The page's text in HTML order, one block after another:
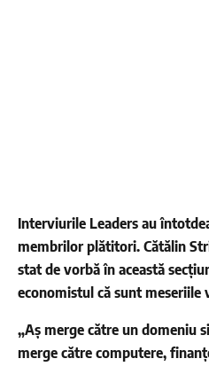
Interviurile Leaders au
membrilor plătitori. Cătălin
stat de vorbă în această
economistul că sunt meseriile
„Aș merge către un domeniu
merge către computere,